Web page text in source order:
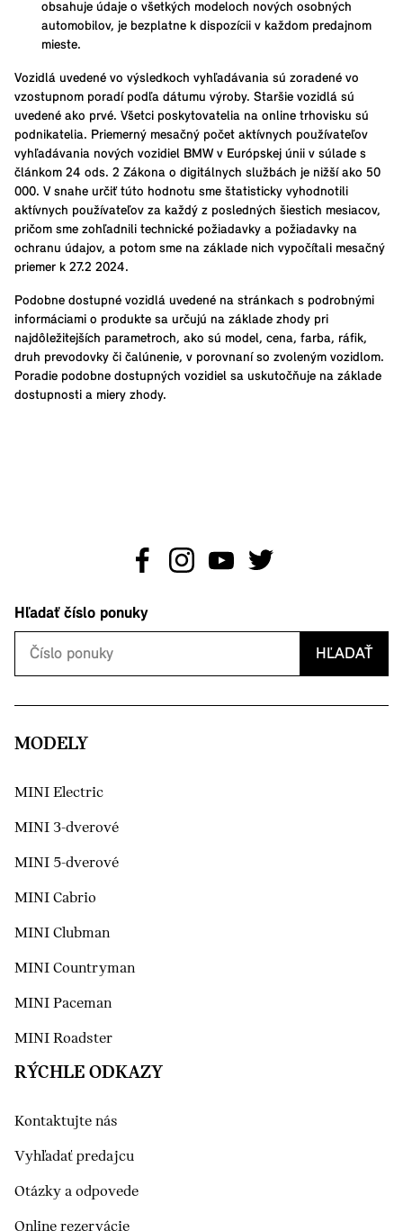
obsahuje údaje o všetkých modeloch nových osobných
automobilov, je bezplatne k dispozícii v každom predajnom
mieste.
Vozidlá uvedené vo výsledkoch vyhľadávania sú zoradené vo
vzostupnom poradí podľa dátumu výroby. Staršie vozidlá sú
uvedené ako prvé. Všetci poskytovatelia na online trhovisku sú
podnikatelia. Priemerný mesačný počet aktívnych používateľov
vyhľadávania nových vozidiel BMW v Európskej únii v súlade s
článkom 24 ods. 2 Zákona o digitálnych službách je nižší ako 50
000. V snahe určiť túto hodnotu sme štatisticky vyhodnotili
aktívnych používateľov za každý z posledných šiestich mesiacov,
pričom sme zohľadnili technické požiadavky a požiadavky na
ochranu údajov, a potom sme na základe nich vypočítali mesačný
priemer k 27.2 2024.
Podobne dostupné vozidlá uvedené na stránkach s podrobnými
informáciami o produkte sa určujú na základe zhody pri
najdôležitejších parametroch, ako sú model, cena, farba, ráfik,
druh prevodovky či čalúnenie, v porovnaní so zvoleným vozidlom.
Poradie podobne dostupných vozidiel sa uskutočňuje na základe
dostupnosti a miery zhody.
Hľadať číslo ponuky
HĽADAŤ
MODELY
MINI Electric
MINI 3-dverové
MINI 5-dverové
MINI Cabrio
MINI Clubman
MINI Countryman
MINI Paceman
MINI Roadster
RÝCHLE ODKAZY
Kontaktujte nás
Vyhľadať predajcu
Otázky a odpovede
Online rezervácie